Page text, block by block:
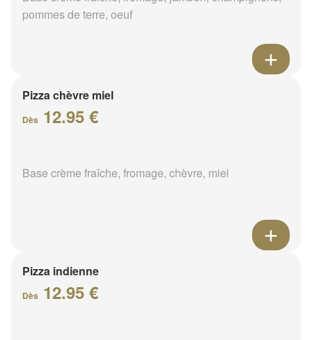
pommes de terre, oeuf
Pizza chèvre miel
Dès 12.95 €
Base crème fraîche, fromage, chèvre, miel
Pizza indienne
Dès 12.95 €